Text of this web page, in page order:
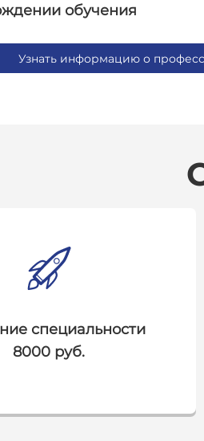
обучения
Узнать информацию о
специальности
8000 руб.